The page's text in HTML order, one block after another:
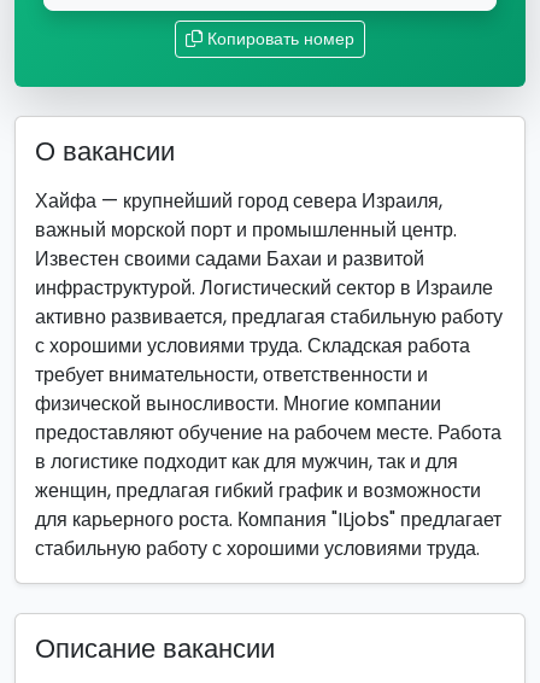
Копировать номер
О вакансии
Хайфа — крупнейший город севера Израиля,
важный морской порт и промышленный центр.
Известен своими садами Бахаи и развитой
инфраструктурой. Логистический сектор в Израиле
активно развивается, предлагая стабильную работу
с хорошими условиями труда. Складская работа
требует внимательности, ответственности и
физической выносливости. Многие компании
предоставляют обучение на рабочем месте. Работа
в логистике подходит как для мужчин, так и для
женщин, предлагая гибкий график и возможности
для карьерного роста. Компания "ILjobs" предлагает
стабильную работу с хорошими условиями труда.
Описание вакансии